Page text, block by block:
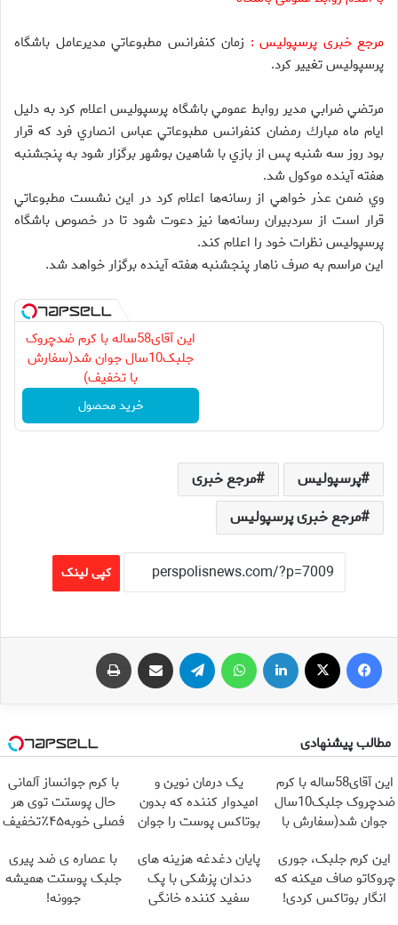
مرجع خبری پرسپولیس : زمان كنفرانس مطبوعاتي مديرعامل باشگاه
پرسپوليس تغيير كرد.
مرتضي ضرابي مدير روابط عمومي باشگاه پرسپوليس اعلام كرد به دليل
ايام ماه مبارك رمضان كنفرانس مطبوعاتي عباس انصاري فرد كه قرار
بود روز سه شنبه پس از بازي با شاهين بوشهر برگزار شود به پنجشنبه
هفته آينده موكول شد.
وي ضمن عذر خواهي از رسانه‌ها اعلام كرد در اين نشست مطبوعاتي
قرار است از سردبيران رسانه‌ها نيز دعوت شود تا در خصوص باشگاه
پرسپوليس نظرات خود را اعلام كند.
اين مراسم به صرف ناهار پنجشنبه هفته آينده برگزار خواهد شد.
این آقای58ساله با کرم ضدچروک
جلبک10سال جوان شد(سفارش
با تخفیف)
خرید محصول
پرسپولیس
مرجع خبری
مرجع خبری پرسپولیس
کپی لینک
فیس بوک لینکدین تلگرام اشتراک گذاری از طریق ایمیل
مطالب پیشنهادی
این آقای58ساله با کرم
ضدچروک جلبک10سال
جوان شد(سفارش با
یک درمان نوین و
امیدوار کننده که بدون
بوتاکس پوست را جوان
با کرم جوانساز آلمانی
حال پوستت توی هر
فصلی خوبه۴۵٪تخفیف
این کرم جلبک، جوری
چروکاتو صاف میکنه که
انگار بوتاکس کردی!
پایان دغدغه هزینه های
دندان پزشکی با پک
سفید کننده خانگی
با عصاره ی ضد پیری
جلبک پوستت همیشه
جوونه!